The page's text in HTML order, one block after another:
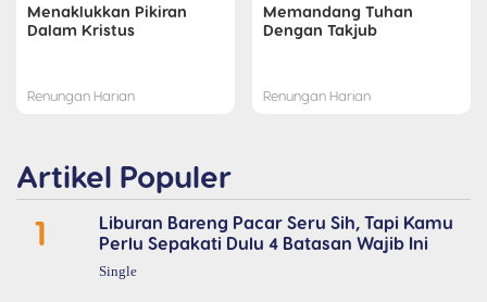
Menaklukkan Pikiran
Dalam Kristus
Renungan Harian
Memandang Tuhan
Dengan Takjub
Renungan Harian
Artikel Populer
1
Liburan Bareng Pacar Seru Sih, Tapi Kamu
Perlu Sepakati Dulu 4 Batasan Wajib Ini
Single